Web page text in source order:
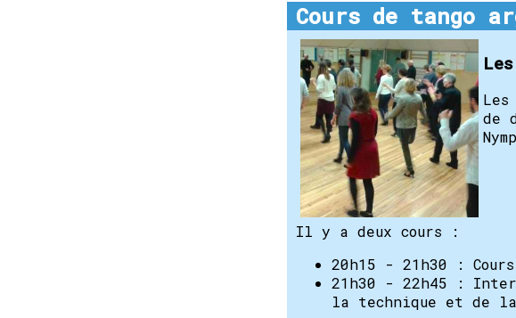
Cours de tango
de
Il y a deux cours :
20h15 - 21h30 :
21h30 - 22h45 :
la technique et de